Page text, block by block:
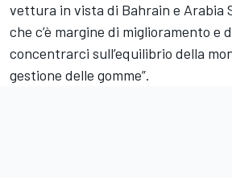
vettura in vista di Bahrain e Arabia
che c’è margine di miglioramento e
concentrarci sull’equilibrio della
gestione delle gomme”.